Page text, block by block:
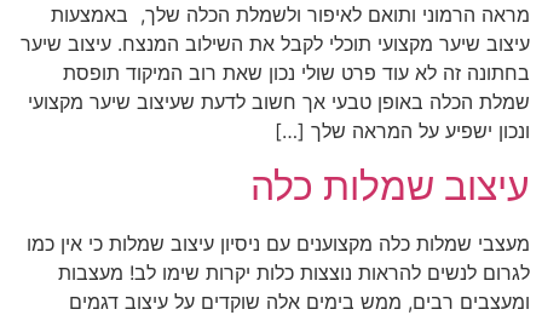
מראה הרמוני ותואם לאיפור ולשמלת הכלה שלך, באמצעות
עיצוב שיער מקצועי תוכלי לקבל את השילוב המנצח. עיצוב שיער
בחתונה זה לא עוד פרט שולי נכון שאת רוב המיקוד תופסת
שמלת הכלה באופן טבעי אך חשוב לדעת שעיצוב שיער מקצועי
ונכון ישפיע על המראה שלך […]
עיצוב שמלות כלה
מעצבי שמלות כלה מקצוענים עם ניסיון עיצוב שמלות כי אין כמו
לגרום לנשים להראות נוצצות כלות יקרות שימו לב! מעצבות
ומעצבים רבים, ממש בימים אלה שוקדים על עיצוב דגמים